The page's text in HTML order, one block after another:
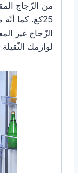
من الزّجاج
25كغ. كما
الزّجاج غير
لوازمك